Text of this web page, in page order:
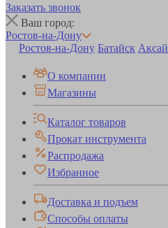
Заказать звонок
Ваш город:
Ростов-на-Дону
Ростов-на-Дону Батайск Аксай
О компании
Магазины
Каталог товаров
Прокат инструмента
Распродажа
Избранное
Доставка и подъем
Способы оплаты